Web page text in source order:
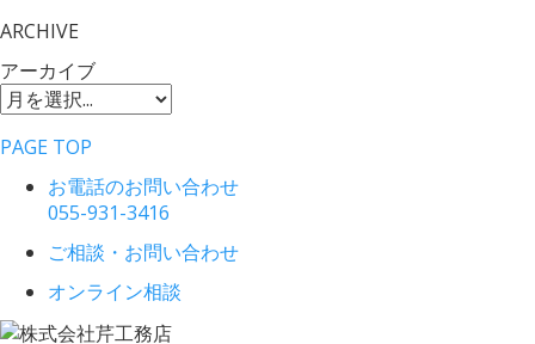
ARCHIVE
アーカイブ
PAGE TOP
お電話のお問い合わせ
055-931-3416
ご相談・お問い合わせ
オンライン相談